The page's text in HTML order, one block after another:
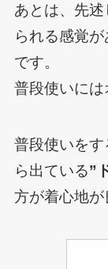
あとは、先
られる感覚
です。
普段使いには
普段使いを
ら出ている”
方が着心地が